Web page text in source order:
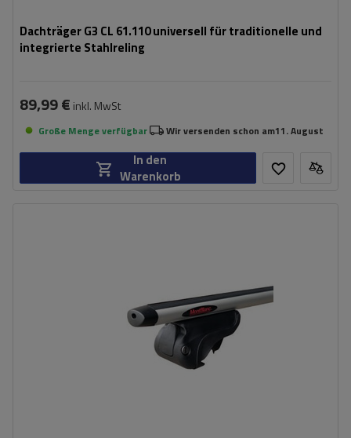
Dachträger G3 CL 61.110 universell für traditionelle und
integrierte Stahlreling
89,99 € inkl. MwSt
Große Menge verfügbar Wir versenden schon am11. August
In den
Warenkorb